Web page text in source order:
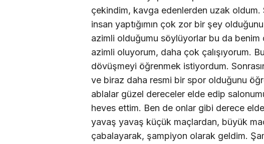
çekindim, kavga edenlerden uzak oldum.
insan yaptığımın çok zor bir şey
azimli olduğumu söylüyorlar bu da
azimli oluyorum, daha çok çalışıyorum.
dövüşmeyi öğrenmek istiyordum.
ve biraz daha resmi bir spor olduğunu
ablalar güzel dereceler elde edip
heves ettim. Ben de onlar gibi derece
yavaş yavaş küçük maçlardan, büyük
çabalayarak, şampiyon olarak geldim.